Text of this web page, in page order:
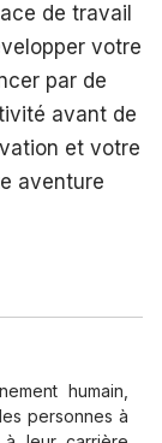
de travail
votre
par de
avant de
et votre
aventure
humain,
personnes à